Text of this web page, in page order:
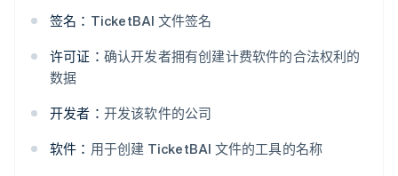
签名： TicketBAI 文件签名
许可证： 确认开发者拥有创建计费软件的合法权利的
数据
开发者： 开发该软件的公司
软件： 用于创建 TicketBAI 文件的工具的名称